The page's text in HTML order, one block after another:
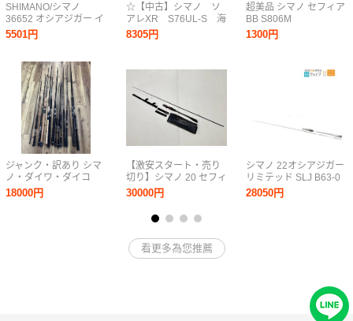
SHIMANO/シマノ
36652 オシアジガー イ
ンフィニティ B634 ベ
イトロッド ジギングロ
5501円
ジャンク・訳あり シマ
ノ・ダイワ・ダイコ
ー・ヤマガブランク
ス・メジャークラフ
18000円
☆【中古】シマノ ソ
アレXR S76UL-S 海
釣り ロッド 激安 1
円スタート
8305円
【激安スタート・売り
切り】シマノ 20 セフィ
ア リミテッド メタルス
ッテ B65M-S
30000円
超美品 シマノ セフィア
BB S806M
1300円
シマノ 22オシアジガー
リミテッド SLJ B63-0
28050円
看更多為您推薦